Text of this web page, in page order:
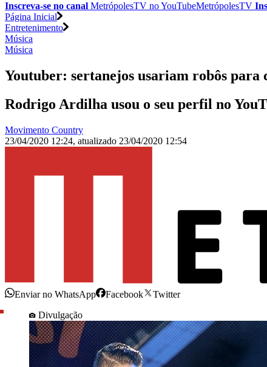
Inscreva-se no canal MetrópolesTV noYouTubeMetrópolesTV
Página Inicial
Entretenimento
Música
Música
Youtuber: sertanejos usariam robôs para
Rodrigo Ardilha usou o seu perfil no
Movimento Country
23/04/2020 12:24, atualizado 23/04/2020 12:54
Enviar no WhatsApp Facebook
Twitter
Divulgação